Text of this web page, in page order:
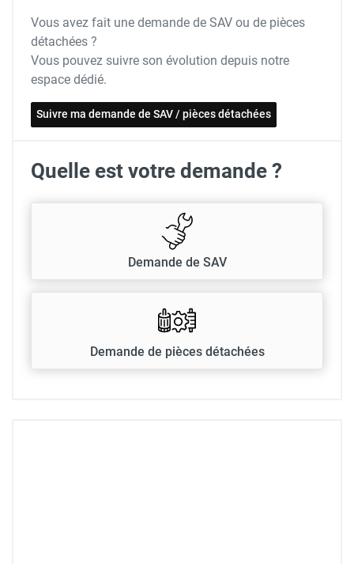
Vous avez fait une demande de SAV ou de pièces
détachées ?
Vous pouvez suivre son évolution depuis notre
espace dédié.
Suivre ma demande de SAV / pièces détachées
Quelle est votre demande ?
Demande de SAV
Demande de pièces détachées